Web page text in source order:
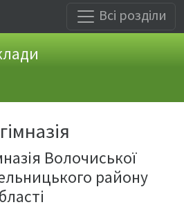
Всі розділи
Волочиської
району